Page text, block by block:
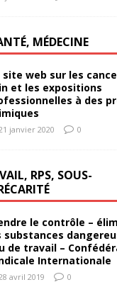
MÉDECINE
site web sur les
et les expositions
à des
janvier 2020 0
RPS, SOUS-
le contrôle –
substances
de travail –
Internationale
avril 2019 0